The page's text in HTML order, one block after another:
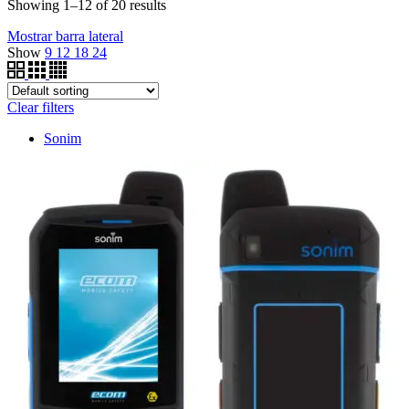
Showing 1–12 of 20 results
Mostrar barra lateral
Show 9 12 18 24
Clear filters
Sonim